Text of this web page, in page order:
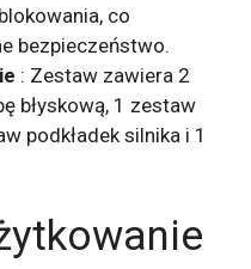
co
bezpieczeństwo.
: Zestaw zawiera 2
błyskową, 1 zestaw
podkładek silnika i 1